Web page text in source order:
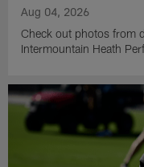
Aug 04, 2026
Check out photos from
Intermountain Heath